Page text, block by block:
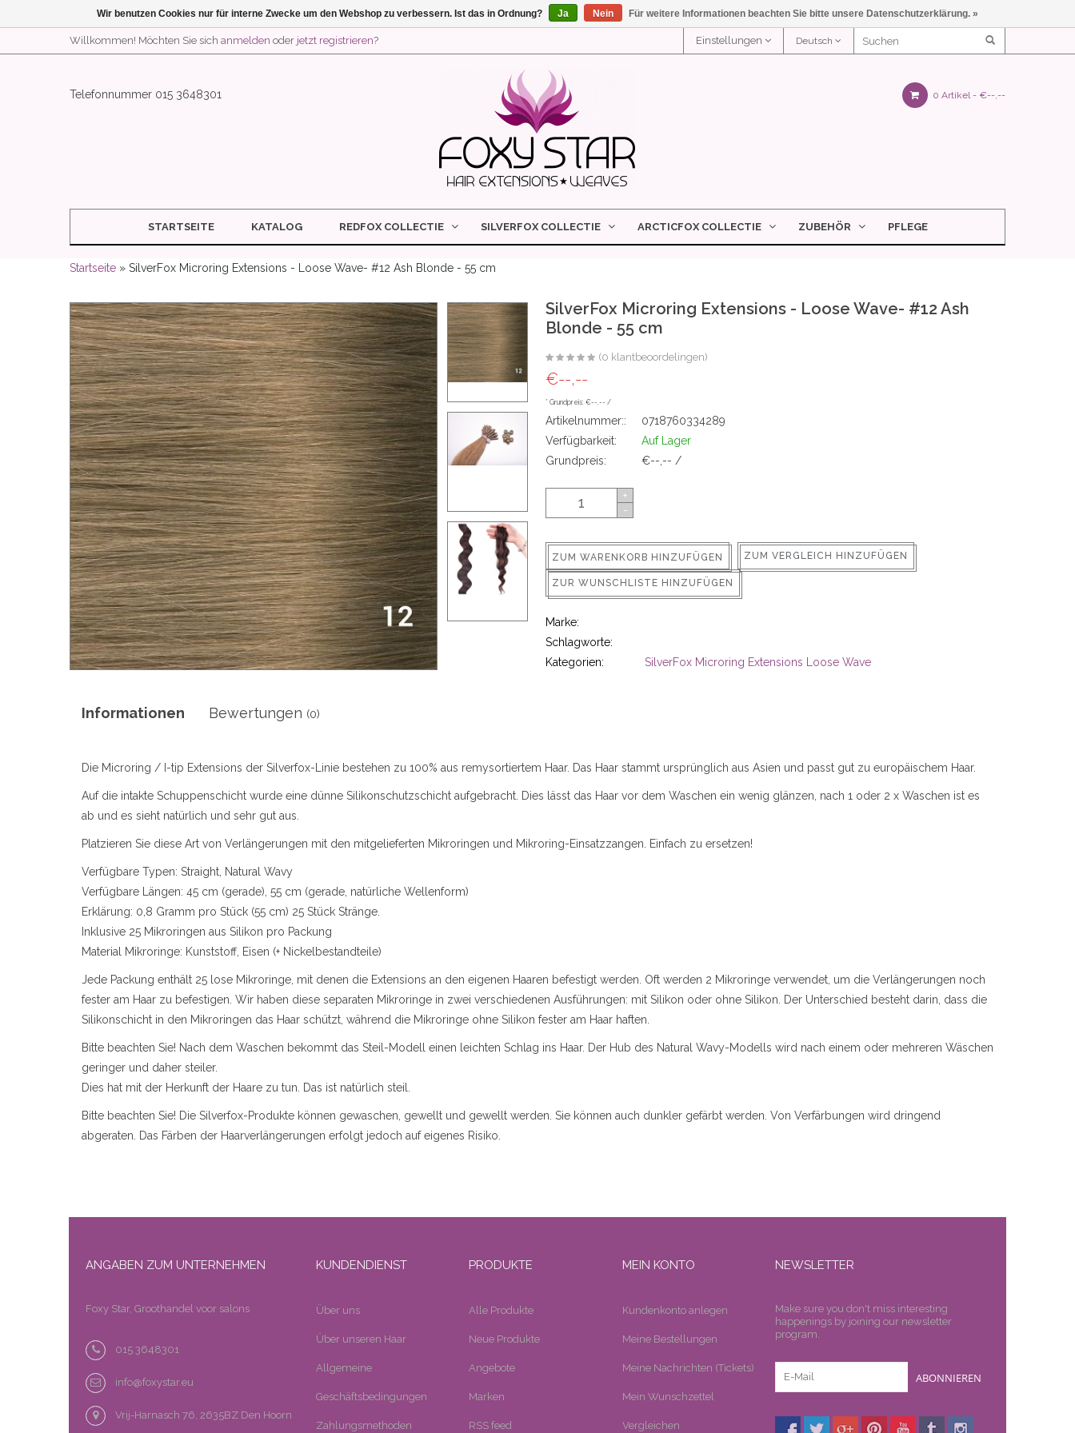
Willkommen! Möchten Sie sich anmelden oder jetzt registrieren? Deutsch
Einstellungen
Telefonnummer 015 3648301 0 Artikel - €--,--
STARTSEITE KATALOG REDFOX COLLECTIE SILVERFOX COLLECTIE ARCTICFOX COLLECTIE ZUBEHÖR PFLEGE
Startseite » SilverFox Microring Extensions - Loose Wave- #12 Ash Blonde - 55 cm
SilverFox Microring Extensions - Loose Wave- #12 Ash
Blonde - 55 cm
(0 klantbeoordelingen)
€--,--
* Grundpreis: €--,-- /
Artikelnummer::
0718760334289
Verfügbarkeit:
Auf Lager
Grundpreis:
€--,-- /
+
-
ZUM WARENKORB HINZUFÜGEN ZUM VERGLEICH HINZUFÜGEN
ZUR WUNSCHLISTE HINZUFÜGEN
Marke:
Schlagworte:
Kategorien:
SilverFox Microring Extensions Loose Wave
Informationen Bewertungen (0)
Die Microring / I-tip Extensions der Silverfox-Linie bestehen zu 100% aus remysortiertem Haar. Das Haar stammt ursprünglich aus Asien und passt gut zu europäischem Haar.
Auf die intakte Schuppenschicht wurde eine dünne Silikonschutzschicht aufgebracht. Dies lässt das Haar vor dem Waschen ein wenig glänzen, nach 1 oder 2 x Waschen ist es
ab und es sieht natürlich und sehr gut aus.
Platzieren Sie diese Art von Verlängerungen mit den mitgelieferten Mikroringen und Mikroring-Einsatzzangen. Einfach zu ersetzen!
Verfügbare Typen: Straight, Natural Wavy
Verfügbare Längen: 45 cm (gerade), 55 cm (gerade, natürliche Wellenform)
Erklärung: 0,8 Gramm pro Stück (55 cm) 25 Stück Stränge.
Inklusive 25 Mikroringen aus Silikon pro Packung
Material Mikroringe: Kunststoff, Eisen (+ Nickelbestandteile)
Jede Packung enthält 25 lose Mikroringe, mit denen die Extensions an den eigenen Haaren befestigt werden. Oft werden 2 Mikroringe verwendet, um die Verlängerungen noch
fester am Haar zu befestigen. Wir haben diese separaten Mikroringe in zwei verschiedenen Ausführungen: mit Silikon oder ohne Silikon. Der Unterschied besteht darin, dass die
Silikonschicht in den Mikroringen das Haar schützt, während die Mikroringe ohne Silikon fester am Haar haften.
Bitte beachten Sie! Nach dem Waschen bekommt das Steil-Modell einen leichten Schlag ins Haar. Der Hub des Natural Wavy-Modells wird nach einem oder mehreren Wäschen
geringer und daher steiler.
Dies hat mit der Herkunft der Haare zu tun. Das ist natürlich steil.
Bitte beachten Sie! Die Silverfox-Produkte können gewaschen, gewellt und gewellt werden. Sie können auch dunkler gefärbt werden. Von Verfärbungen wird dringend
abgeraten. Das Färben der Haarverlängerungen erfolgt jedoch auf eigenes Risiko.
ANGABEN ZUM UNTERNEHMEN
Foxy Star, Groothandel voor salons
015 3648301
info@foxystar.eu
Vrij-Harnasch 76, 2635BZ Den Hoorn
KUNDENDIENST
Über uns
Über unseren Haar
Allgemeine
Geschäftsbedingungen
Zahlungsmethoden
PRODUKTE
Alle Produkte
Neue Produkte
Angebote
Marken
RSS feed
MEIN KONTO
Kundenkonto anlegen
Meine Bestellungen
Meine Nachrichten (Tickets)
Mein Wunschzettel
Vergleichen
NEWSLETTER
Make sure you don't miss interesting
happenings by joining our newsletter
program.
ABONNIEREN
Wir benutzen Cookies nur für interne Zwecke um den Webshop zu verbessern. Ist das in Ordnung? Ja Nein Für weitere Informationen beachten Sie bitte unsere Datenschutzerklärung. »